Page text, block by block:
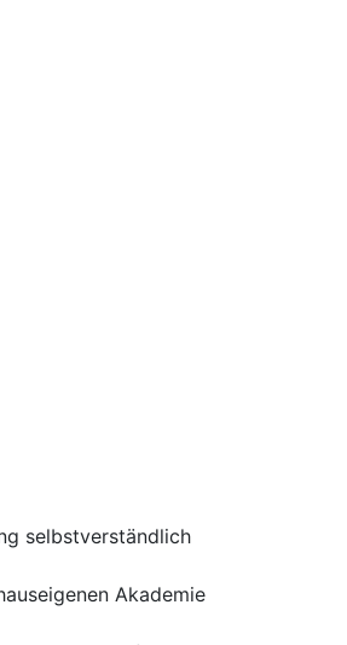
selbstverständlich
Akademie